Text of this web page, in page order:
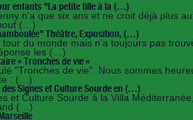
enfants "La petite fille à la (…)
n’a que six ans et ne croit déjà plus
(…)
Théâtre, Exposition, (…)
du monde mais n’a toujours pas
les (…)
« Tronches de vie »
"Tronches de vie". Nous sommes
: (…)
Signes et Culture Sourde en (…)
Culture Sourde à la Villa
(…)